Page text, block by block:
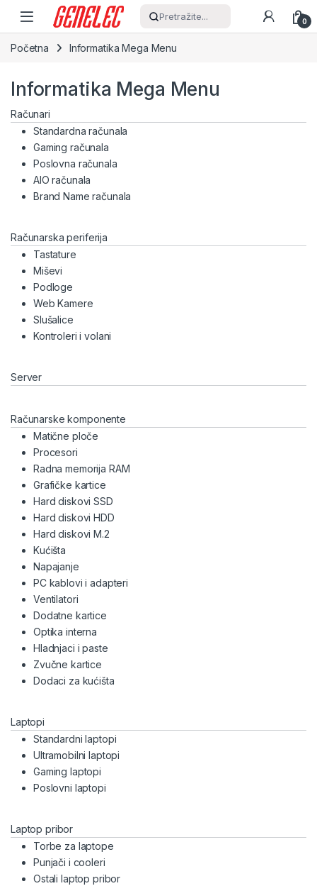
Skip to navigation
Skip to content
Pretražite... 0
Početna Informatika Mega Menu
Informatika Mega Menu
Računari
Standardna računala
Gaming računala
Poslovna računala
AIO računala
Brand Name računala
Računarska periferija
Tastature
Miševi
Podloge
Web Kamere
Slušalice
Kontroleri i volani
Server
Računarske komponente
Matične ploče
Procesori
Radna memorija RAM
Grafičke kartice
Hard diskovi SSD
Hard diskovi HDD
Hard diskovi M.2
Kućišta
Napajanje
PC kablovi i adapteri
Ventilatori
Dodatne kartice
Optika interna
Hladnjaci i paste
Zvučne kartice
Dodaci za kućišta
Laptopi
Standardni laptopi
Ultramobilni laptopi
Gaming laptopi
Poslovni laptopi
Laptop pribor
Torbe za laptope
Punjači i cooleri
Ostali laptop pribor